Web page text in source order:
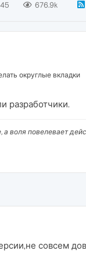
676.9k
округлые вкладки
разработчики.
а воля повелевает
совсем